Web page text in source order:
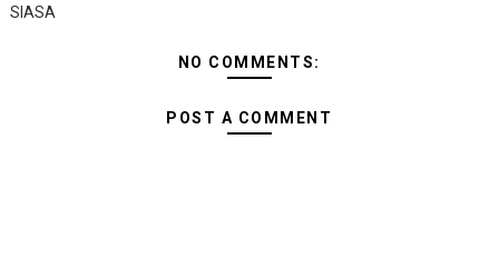
SIASA
NO COMMENTS:
POST A COMMENT